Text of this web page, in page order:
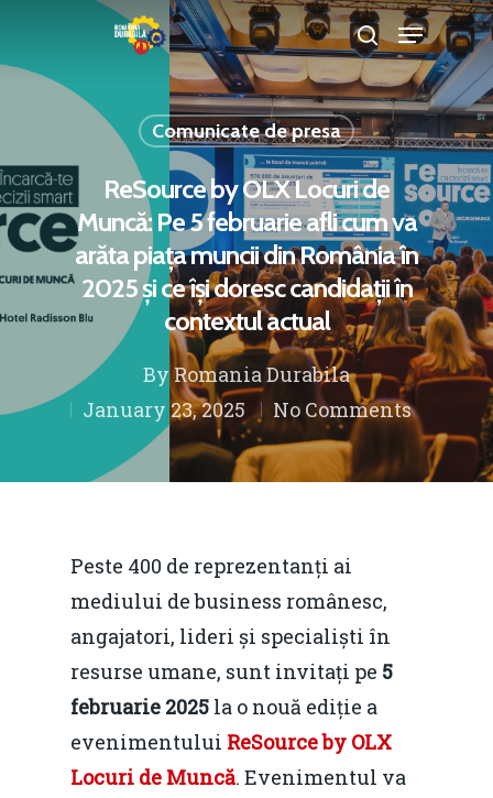
Hit enter to search or ESC to close
Comunicate de presa
ReSource by OLX Locuri de
Muncă: Pe 5 februarie afli cum va
arăta piața muncii din România în
2025 și ce își doresc candidații în
contextul actual
ByRomania Durabila
January 23, 2025
No Comments
Peste 400 de reprezentanți ai
mediului de business românesc,
angajatori, lideri și specialiști în
resurse umane, sunt invitați pe 5
februarie 2025 la o nouă ediție a
evenimentului ReSource by OLX
Locuri de Muncă. Evenimentul va